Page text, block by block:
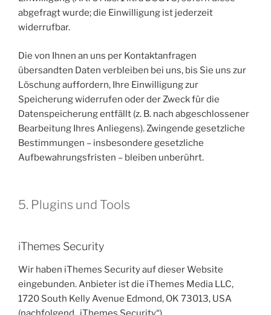
abgefragt wurde; die Einwilligung ist jederzeit
widerrufbar.
Die von Ihnen an uns per Kontaktanfragen
übersandten Daten verbleiben bei uns, bis Sie uns zur
Löschung auffordern, Ihre Einwilligung zur
Speicherung widerrufen oder der Zweck für die
Datenspeicherung entfällt (z. B. nach abgeschlossener
Bearbeitung Ihres Anliegens). Zwingende gesetzliche
Bestimmungen – insbesondere gesetzliche
Aufbewahrungsfristen – bleiben unberührt.
5. Plugins und Tools
iThemes Security
Wir haben iThemes Security auf dieser Website
eingebunden. Anbieter ist die iThemes Media LLC,
1720 South Kelly Avenue Edmond, OK 73013, USA